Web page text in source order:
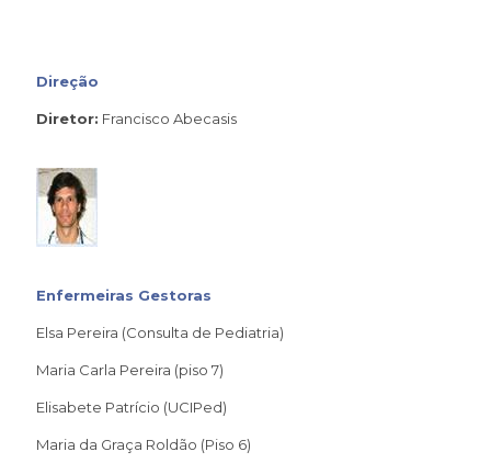
Direção
Diretor: Francisco Abecasis
Enfermeiras Gestoras
Elsa Pereira (Consulta de Pediatria)
Maria Carla Pereira (piso 7)
Elisabete Patrício (UCIPed)
Maria da Graça Roldão (Piso 6)